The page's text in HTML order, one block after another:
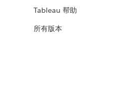
Tableau 帮助
所有版本